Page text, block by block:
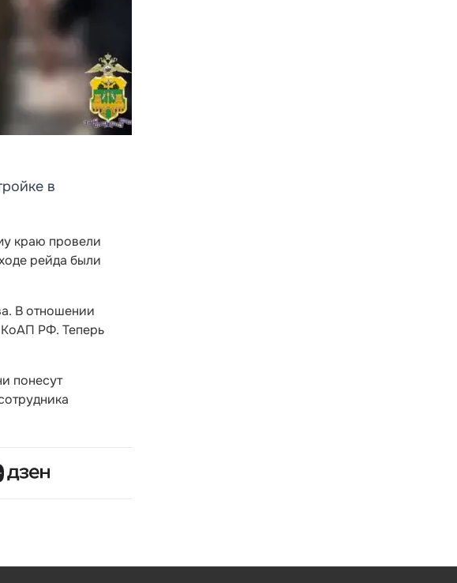
в
краю провели
рейда были
В отношении
КоАП РФ. Теперь
понесут